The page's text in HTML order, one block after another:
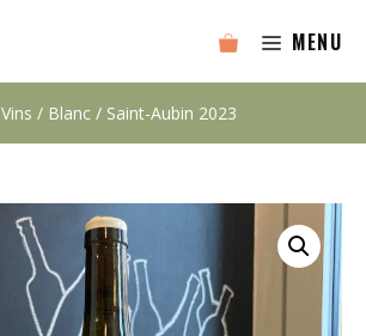
MENU
Vins / Blanc / Saint-Aubin 2023